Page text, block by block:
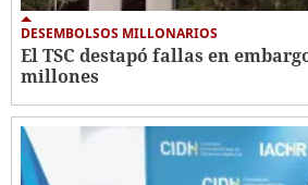
DESEMBOLSOS MILLONARIOS
El TSC destapó fallas en
millones